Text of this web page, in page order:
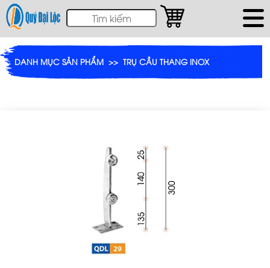
DANH MỤC SẢN PHẨM >> TRỤ CẦU THANG INOX